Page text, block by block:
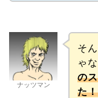
ナッツマン
そ
ゃ
の
た